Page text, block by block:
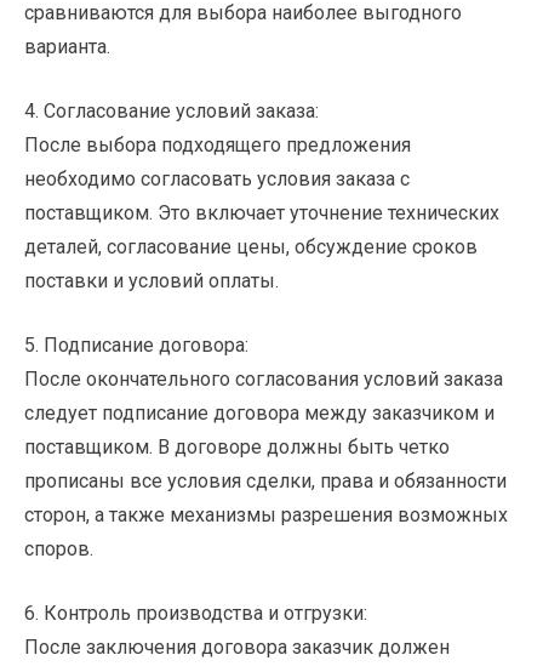
сравниваются для выбора наиболее выгодного
варианта.
4. Согласование условий заказа:
После выбора подходящего предложения
необходимо согласовать условия заказа с
поставщиком. Это включает уточнение технических
деталей, согласование цены, обсуждение сроков
поставки и условий оплаты.
5. Подписание договора:
После окончательного согласования условий заказа
следует подписание договора между заказчиком и
поставщиком. В договоре должны быть четко
прописаны все условия сделки, права и обязанности
сторон, а также механизмы разрешения возможных
споров.
6. Контроль производства и отгрузки:
После заключения договора заказчик должен